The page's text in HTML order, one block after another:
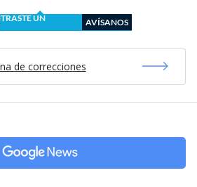
UN
AVÍSANOS
de correcciones